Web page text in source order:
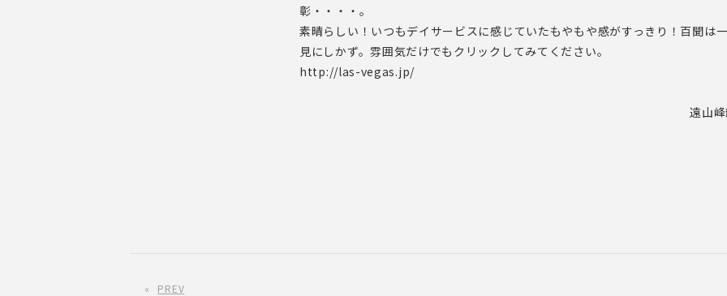
彰・・・・。
素晴らしい！いつもデイサービスに感じていたもやもや感がすっきり！百聞は一
見にしかず。雰囲気だけでもクリックしてみてください。
http://las-vegas.jp/
遠山
« PREV